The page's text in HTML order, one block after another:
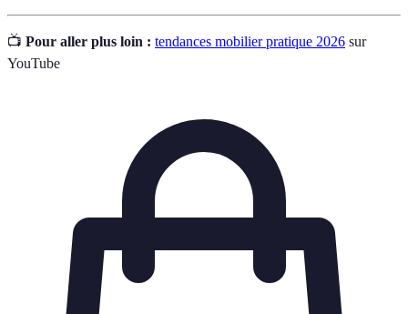
📺 Pour aller plus loin : tendances mobilier pratique 2026 sur
YouTube